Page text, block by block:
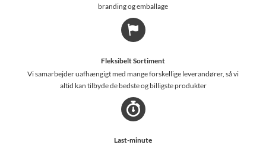
branding og emballage
Fleksibelt Sortiment
Vi samarbejder uafhængigt med mange forskellige leverandører, så vi
altid kan tilbyde de bedste og billigste produkter
Last-minute